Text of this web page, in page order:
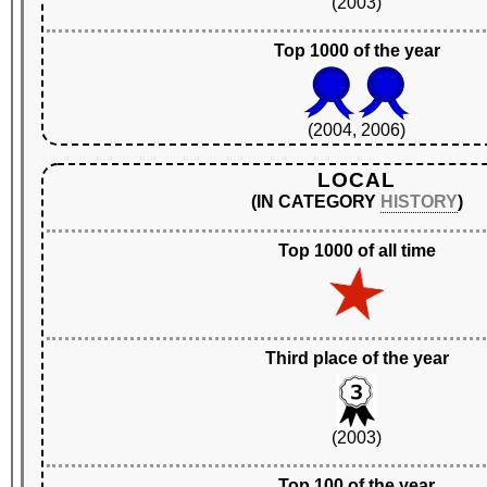
Top 1000 of the year
(2004, 2006)
LOCAL
(IN CATEGORY HISTORY)
Top 1000 of all time
Third place of the year
(2003)